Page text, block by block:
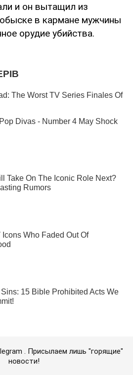
и он вытащил из
в кармане мужчины
орудие убийства.
. Присылаем лишь "горящие"
новости!